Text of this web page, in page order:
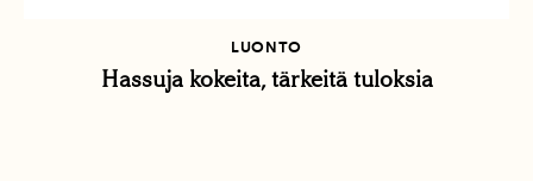
LUONTO
Hassuja kokeita, tärkeitä tuloksia